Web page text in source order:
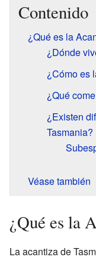
Contenido
¿Qué es la
¿Dónde
¿Cómo es
¿Qué
¿Existen
Tasmania?
Véase también
¿Qué es la
La acantiza de